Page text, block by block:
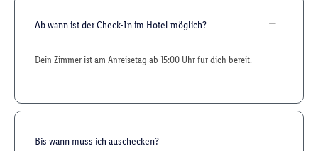
Ab wann ist der Check-In im Hotel möglich?
Dein Zimmer ist am Anreisetag ab 15:00 Uhr für dich bereit.
Bis wann muss ich auschecken?